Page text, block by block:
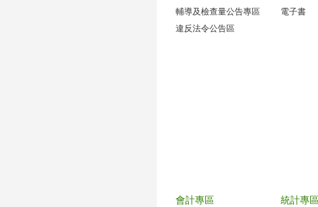
輔導及檢查量公告專區
違反法令公告區
電子書
會計專區 統計專區